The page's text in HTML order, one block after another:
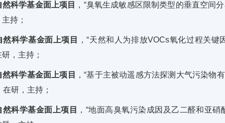
然科学基金面上项目
，“臭氧生成敏感区限制类型的垂直空间
持；
然科学基金面上项目
，“天然和人为排放VOCs氧化过程关
，主持；
然科学基金面上项目
，“基于主被动遥感方法探测大气污染物
在研，主持；
然科学基金面上项目
，“地面高臭氧污染成因及乙二醛和亚